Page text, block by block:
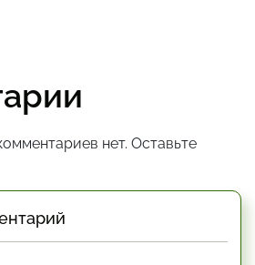
нет. Оставьте